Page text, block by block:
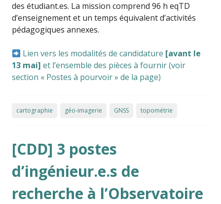
des étudiant.es. La mission comprend 96 h eqTD
d’enseignement et un temps équivalent d’activités
pédagogiques annexes.
Lien vers les modalités de candidature [avant le
13 mai] et l’ensemble des pièces à fournir (voir
section « Postes à pourvoir » de la page)
cartographie géo-imagerie GNSS topométrie
[CDD] 3 postes
d’ingénieur.e.s de
recherche à l’Observatoire